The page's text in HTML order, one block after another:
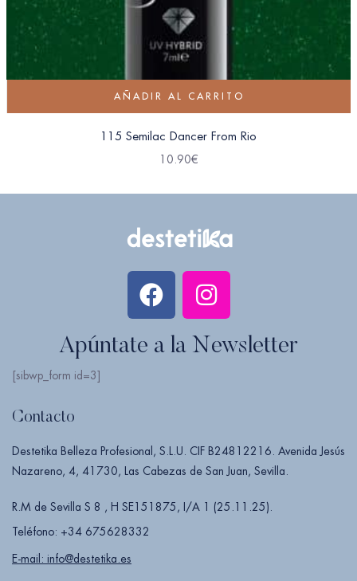
AÑADIR AL CARRITO
115 Semilac Dancer From Rio
10.90€
Apúntate a la Newsletter
[sibwp_form id=3]
Contacto
Destetika Belleza Profesional, S.L.U. CIF B24812216. Avenida Jesús
Nazareno, 4, 41730, Las Cabezas de San Juan, Sevilla.
R.M de Sevilla S 8 , H SE151875, I/A 1 (25.11.25).
Teléfono: +34 675628332
E-mail: info@destetika.es